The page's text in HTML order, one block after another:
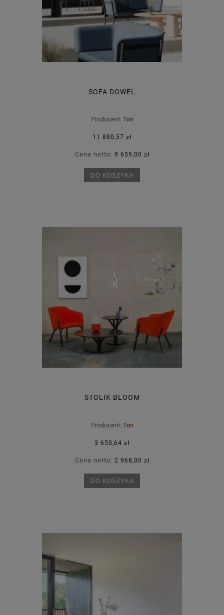
SOFA DOWEL
Producent: Ton
11 880,57 zł
Cena netto: 9 659,00 zł
DO KOSZYKA
STOLIK BLOOM
Producent: Ton
3 650,64 zł
Cena netto: 2 968,00 zł
DO KOSZYKA